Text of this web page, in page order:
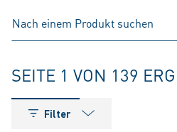
SEITE 1 VON 139
Filter